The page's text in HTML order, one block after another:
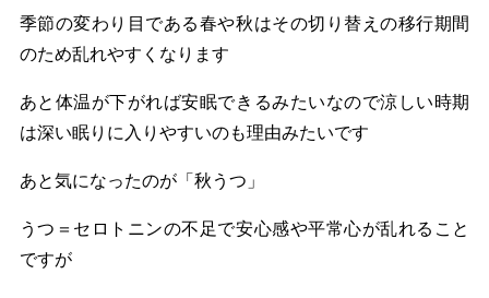
季節の変わり目である春や秋はその切り替えの移行期間
のため乱れやすくなります
あと体温が下がれば安眠できるみたいなので涼しい時期
は深い眠りに入りやすいのも理由みたいです
あと気になったのが「秋うつ」
うつ＝セロトニンの不足で安心感や平常心が乱れること
ですが